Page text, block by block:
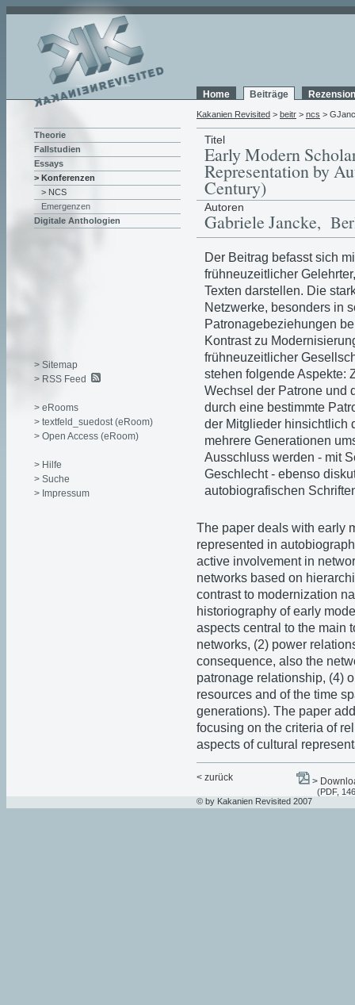
Home Beiträge
Kakanien Revisited > beitr > ncs >
Titel
Early Modern
Representation by
Century)
Autoren
Gabriele Jancke,
Der Beitrag befasst sich
frühneuzeitlicher
Texten darstellen. Die
Netzwerke, besonders in
Patronagebeziehungen
Kontrast zu
frühneuzeitlicher
stehen folgende Aspekte:
Wechsel der Patrone und
durch eine bestimmte
der Mitglieder hinsichtlich
mehrere Generationen
Ausschluss werden - mit
Geschlecht - ebenso
autobiografischen
The paper deals with early
represented in
active involvement in
networks based on
contrast to modernization
historiography of early
aspects central to the main
networks, (2) power
consequence, also the
patronage relationship, (4)
resources and of the time
generations). The paper
focusing on the criteria of
aspects of cultural
< zurück >
(PDF,
Theorie
Fallstudien
Essays
> Konferenzen
> NCS
Emergenzen
Digitale Anthologien
> Sitemap
> RSS Feed
> eRooms
> textfeld_suedost (eRoom)
> Open Access (eRoom)
> Hilfe
> Suche
> Impressum
© by Kakanien Revisited 2007